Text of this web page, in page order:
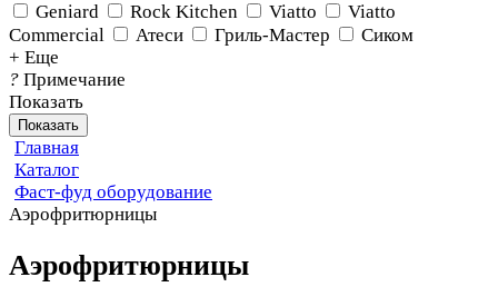
Geniard
Rock Kitchen Viatto
Viatto
Commercial
Атеси Гриль-Мастер
Сиком
+ Еще
? Примечание
Показать
Показать
Главная
Каталог
Фаст-фуд оборудование
Аэрофритюрницы
Аэрофритюрницы